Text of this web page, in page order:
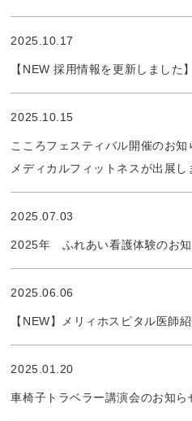
2025.10.17
【NEW 採用情報を更新しました】
2025.10.15
こころフェスティバル開催のお
メディカルフィットネスが出展し
2025.07.03
2025年 ふれあい看護体験のお
2025.06.06
【NEW】メリィホスピタル医師
2025.01.20
車椅子トラベラー講演会のお知ら